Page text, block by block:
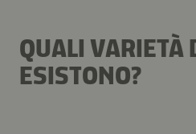
QUALI VARIETÀ
ESISTONO?